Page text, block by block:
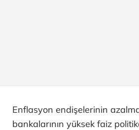
Enflasyon endişelerinin
bankalarının yüksek faiz